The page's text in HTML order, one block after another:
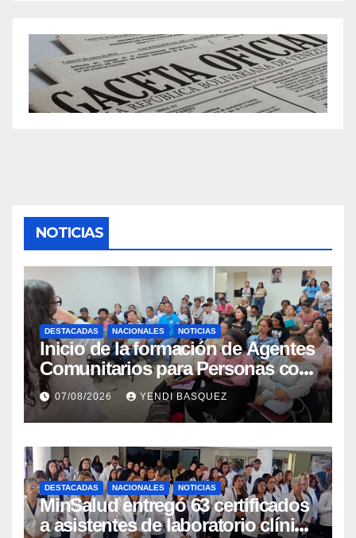
NOTICIAS
DESTACADAS NACIONALES NOTICIAS
Inicio de la formación de Agentes
Comunitarios para Personas con
Discapacidad en el Centro de
Rehabilitación J.J. Arvelo
07/08/2026 YENDI BASQUEZ
DESTACADAS NACIONALES NOTICIAS
MinSalud entregó 63 certificados
a asistentes de laboratorio clínico